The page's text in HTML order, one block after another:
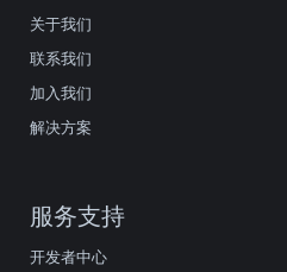
关于我们
联系我们
加入我们
解决方案
服务支持
开发者中心